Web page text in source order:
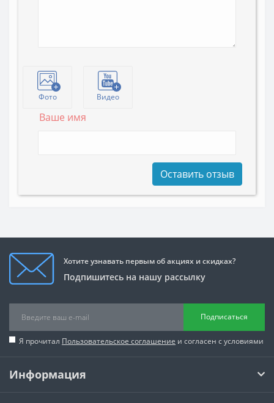
Фото Видео
Ваше имя
Оставить отзыв
Хотите узнавать первым об акциях и скидках?
Подпишитесь на нашу рассылку
Подписаться
Я прочитал Пользовательское соглашение и согласен с условиями
Информация